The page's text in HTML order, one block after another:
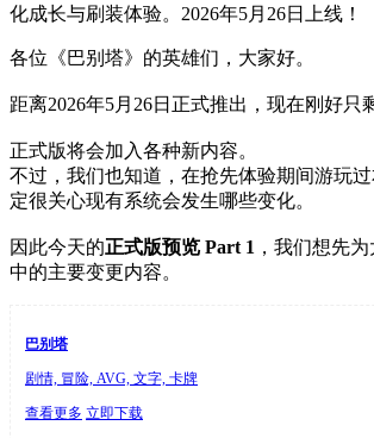
化成长与刷装体验。2026年5月26日上线！
各位《巴别塔》的英雄们，大家好。
距离2026年5月26日正式推出，现在刚好只
正式版将会加入各种新内容。
不过，我们也知道，在抢先体验期间游玩
定很关心现有系统会发生哪些变化。
因此今天的正式版预览 Part 1 ，我们想先
中的主要变更内容。
巴别塔
剧情, 冒险, AVG, 文字, 卡牌
查看更多 立即下载